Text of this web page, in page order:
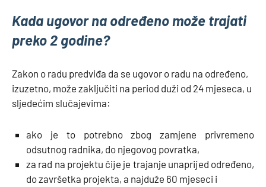
Kada ugovor na određeno može trajati
preko 2 godine?
Zakon o radu predviđa da se ugovor o radu na određeno,
izuzetno, može zaključiti na period duži od 24 mjeseca, u
sljedećim slučajevima:
ako je to potrebno zbog zamjene privremeno
odsutnog radnika, do njegovog povratka,
za rad na projektu čije je trajanje unaprijed određeno,
do završetka projekta, a najduže 60 mjeseci i